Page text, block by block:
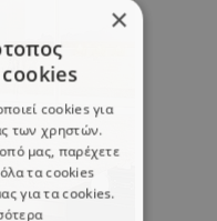
×
cookies
cookies για
των χρηστών.
μας, παρέχετε
τα cookies
για τα cookies.